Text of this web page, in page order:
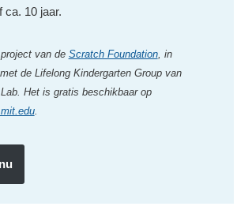
ca. 10 jaar.
vande Scratch Foundation, in
de Lifelong Kindergarten Group van
Het is gratis beschikbaar op
.